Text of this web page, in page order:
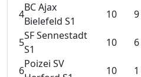
4
BC Ajax
Bielefeld S1
10 9
5
SF Sennestadt
S1
10 6
6
Poizei SV
10 1